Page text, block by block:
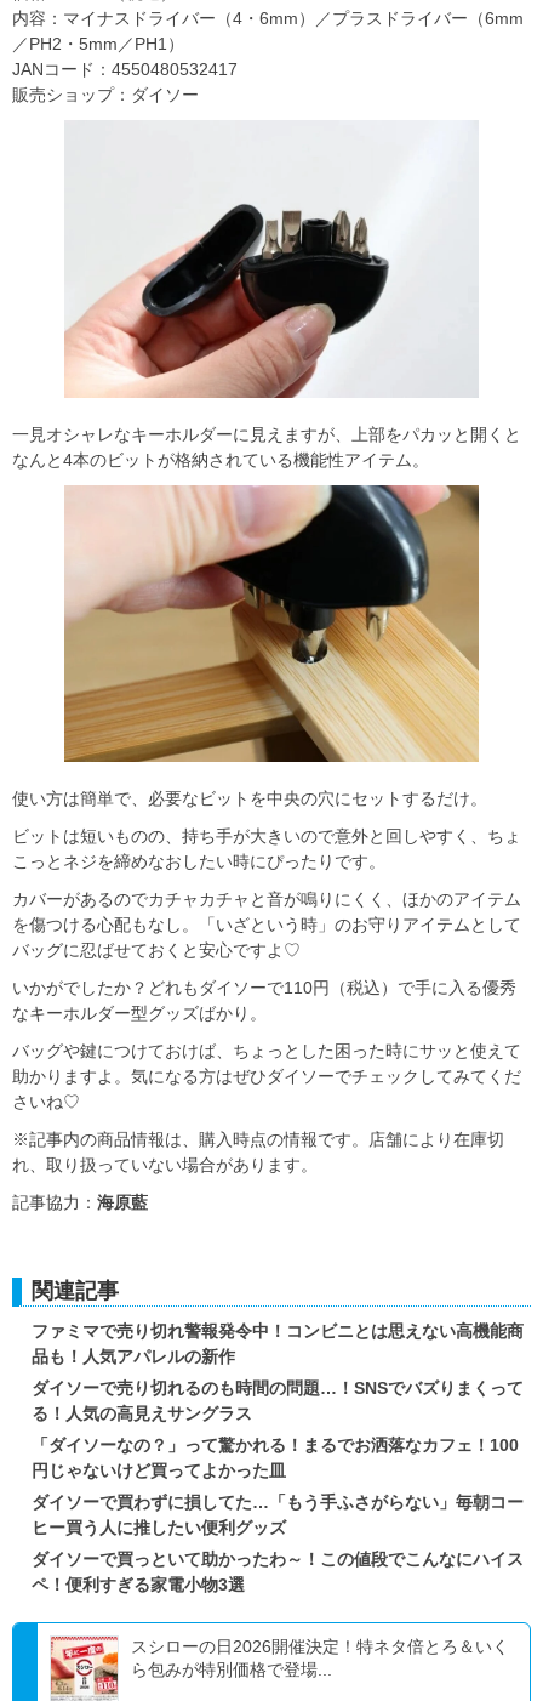
内容：マイナスドライバー（4・6mm）／プラスドライバー（6mm
／PH2・5mm／PH1）
JANコード：4550480532417
販売ショップ：ダイソー
一見オシャレなキーホルダーに見えますが、上部をパカッと開くと
なんと4本のビットが格納されている機能性アイテム。
使い方は簡単で、必要なビットを中央の穴にセットするだけ。
ビットは短いものの、持ち手が大きいので意外と回しやすく、ちょ
こっとネジを締めなおしたい時にぴったりです。
カバーがあるのでカチャカチャと音が鳴りにくく、ほかのアイテム
を傷つける心配もなし。「いざという時」のお守りアイテムとして
バッグに忍ばせておくと安心ですよ♡
いかがでしたか？どれもダイソーで110円（税込）で手に入る優秀
なキーホルダー型グッズばかり。
バッグや鍵につけておけば、ちょっとした困った時にサッと使えて
助かりますよ。気になる方はぜひダイソーでチェックしてみてくだ
さいね♡
※記事内の商品情報は、購入時点の情報です。店舗により在庫切
れ、取り扱っていない場合があります。
記事協力： 海原藍
関連記事
ファミマで売り切れ警報発令中！コンビニとは思えない高機能商
品も！人気アパレルの新作
ダイソーで売り切れるのも時間の問題…！SNSでバズりまくって
る！人気の高見えサングラス
「ダイソーなの？」って驚かれる！まるでお洒落なカフェ！100
円じゃないけど買ってよかった皿
ダイソーで買わずに損してた…「もう手ふさがらない」毎朝コー
ヒー買う人に推したい便利グッズ
ダイソーで買っといて助かったわ～！この値段でこんなにハイス
ペ！便利すぎる家電小物3選
スシローの日2026開催決定！特ネタ倍とろ＆いく
ら包みが特別価格で登場...